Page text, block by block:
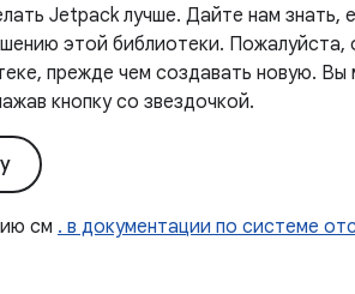
Jetpack лучше. Дайте нам знать,
этой библиотеки. Пожалуйста,
прежде чем создавать новую.
кнопку со звездочкой.
см . в документации по системе